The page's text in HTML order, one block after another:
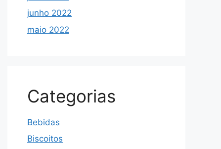
junho 2022
maio 2022
Categorias
Bebidas
Biscoitos